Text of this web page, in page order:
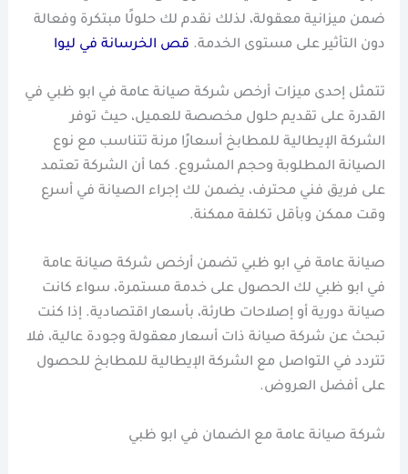
ضمن ميزانية معقولة، لذلك نقدم لك حلولًا مبتكرة وفعالة
دون التأثير على مستوى الخدمة. قص الخرسانة في ليوا
تتمثل إحدى ميزات أرخص شركة صيانة عامة في ابو ظبي في
القدرة على تقديم حلول مخصصة للعميل، حيث توفر
الشركة الإيطالية للمطابخ أسعارًا مرنة تتناسب مع نوع
الصيانة المطلوبة وحجم المشروع. كما أن الشركة تعتمد
على فريق فني محترف، يضمن لك إجراء الصيانة في أسرع
وقت ممكن وبأقل تكلفة ممكنة.
صيانة عامة في ابو ظبي تضمن أرخص شركة صيانة عامة
في ابو ظبي لك الحصول على خدمة مستمرة، سواء كانت
صيانة دورية أو إصلاحات طارئة، بأسعار اقتصادية. إذا كنت
تبحث عن شركة صيانة ذات أسعار معقولة وجودة عالية، فلا
تتردد في التواصل مع الشركة الإيطالية للمطابخ للحصول
على أفضل العروض.
شركة صيانة عامة مع الضمان في ابو ظبي